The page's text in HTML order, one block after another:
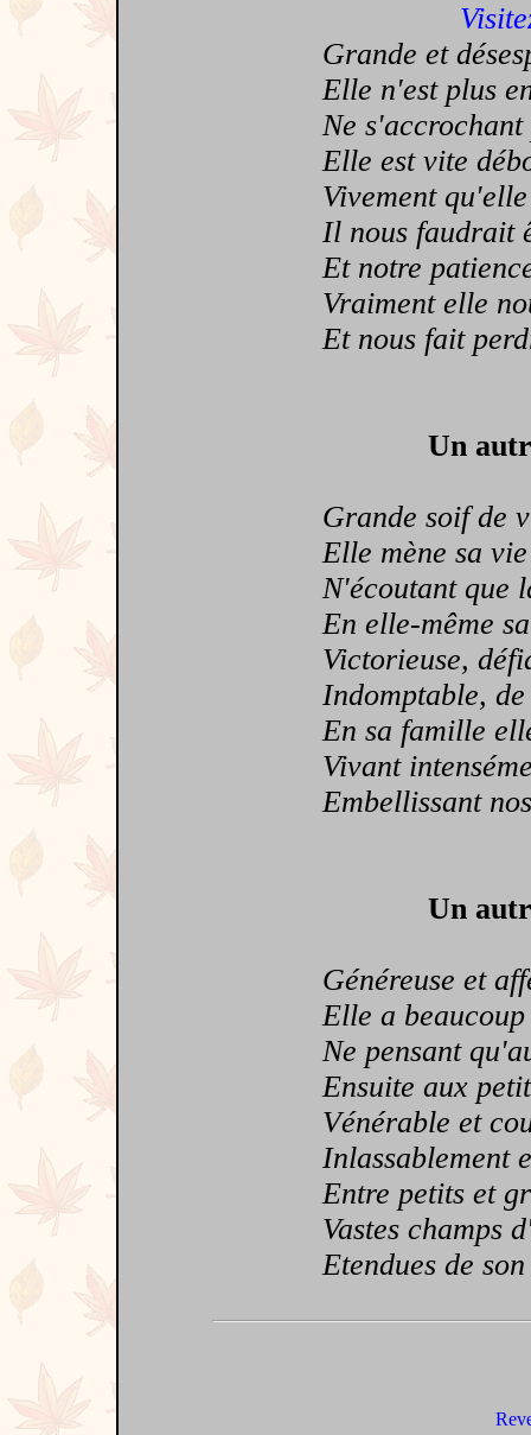
Grande et
Elle n'est plus
Ne s'accrochant
Elle est vite
Vivement qu'elle
Il nous faudrait
Et notre
Vraiment elle
Et nous fait
Un
Grande soif de
Elle mène sa vie
N'écoutant que
En elle-même sa
Victorieuse,
Indomptable, de
En sa famille
Vivant
Embellissant nos
Un
Généreuse et
Elle a beaucoup
Ne pensant
Ensuite aux
Vénérable et
Inlassablement
Entre petits et
Vastes champs
Etendues de son